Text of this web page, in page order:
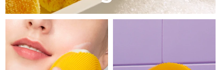
Litauen Erwartete Lieferung
Luxemburg
Sonderverwaltungsregion
Macau